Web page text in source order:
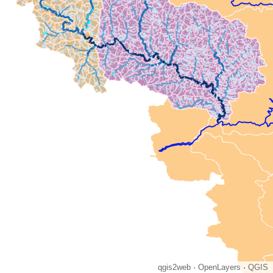
qgis2web· OpenLayers · QGIS